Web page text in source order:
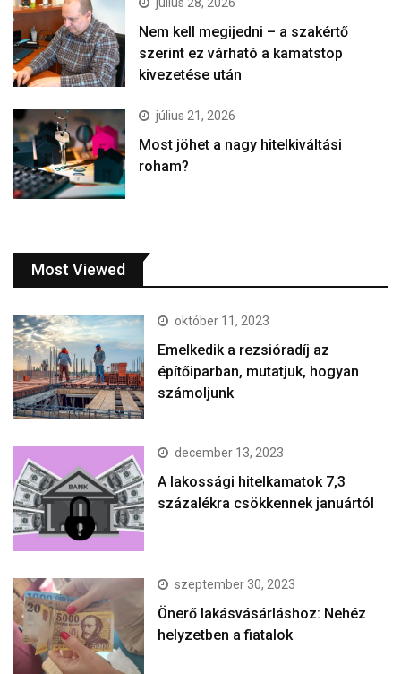
július 28, 2026
Nem kell megijedni – a szakértő
szerint ez várható a kamatstop
kivezetése után
július 21, 2026
Most jöhet a nagy hitelkiváltási
roham?
Most Viewed
október 11, 2023
Emelkedik a rezsióradíj az
építőiparban, mutatjuk, hogyan
számoljunk
december 13, 2023
A lakossági hitelkamatok 7,3
százalékra csökkennek januártól
szeptember 30, 2023
Önerő lakásvásárláshoz: Nehéz
helyzetben a fiatalok